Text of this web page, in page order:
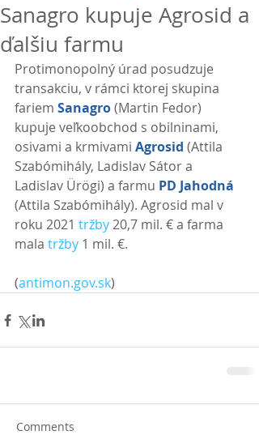
Sanagro kupuje Agrosid a
ďalšiu farmu
Protimonopolný úrad posudzuje
transakciu, v rámci ktorej skupina
fariem Sanagro (Martin Fedor)
kupuje veľkoobchod s obilninami,
osivami a krmivami Agrosid (Attila
Szabómihály, Ladislav Sátor a
Ladislav Ürögi) a farmu PD Jahodná
(Attila Szabómihály). Agrosid mal v
roku 2021 tržby 20,7 mil. € a farma
mala tržby 1 mil. €.
(antimon.gov.sk)
Comments